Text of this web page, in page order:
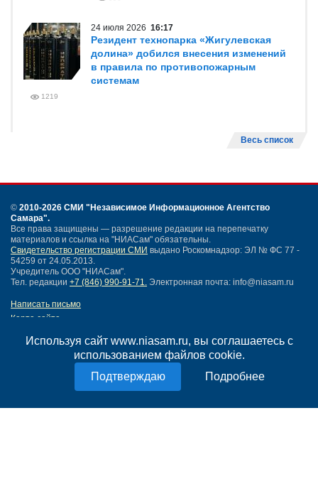
Используя сайт www.niasam.ru, вы соглашаетесь с
использованием файлов cookie.
Подробнее
24 июля 2026 16:17
Резидент технопарка «Жигулевская
долина» добился внесения изменений
в правила по противопожарным
системам
1219
Весь список
© 2010-2026 СМИ "Независимое Информационное Агентство
Самара".
Все права защищены — разрешение редакции на перепечатку
материалов и ссылка на "НИАСам" обязательны.
Свидетельство регистрации СМИ выдано Роскомнадзор: ЭЛ № ФС 77 -
54259 от 24.05.2013.
Учредитель ООО "НИАСам".
Тел. редакции +7 (846) 990-91-71. Электронная почта: info@niasam.ru
Написать письмо
Карта сайта
Политика конфиденциальности
Согласие на обработку персональных данных